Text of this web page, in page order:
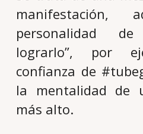
manifestación,
personalidad
lograrlo”, por
confianza de
la mentalidad de
más alto.